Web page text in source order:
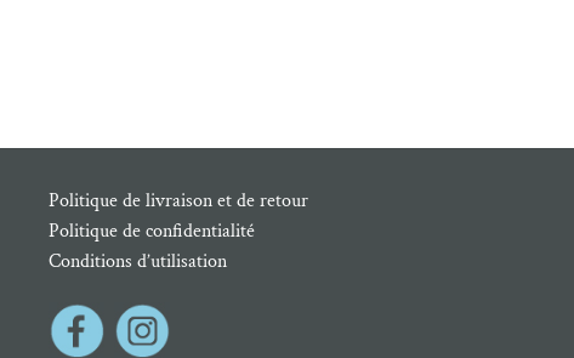
Politique de livraison et de retour
Politique de confidentialité
Conditions d’utilisation